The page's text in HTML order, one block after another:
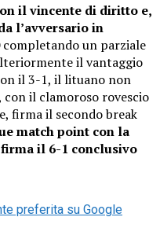
il vincente di diritto e,
l’avversario in
completando un parziale
il vantaggio
il 3-1, il lituano non
con il clamoroso rovescio
firma il secondo break
match point con la
il 6-1 conclusivo
preferita su Google